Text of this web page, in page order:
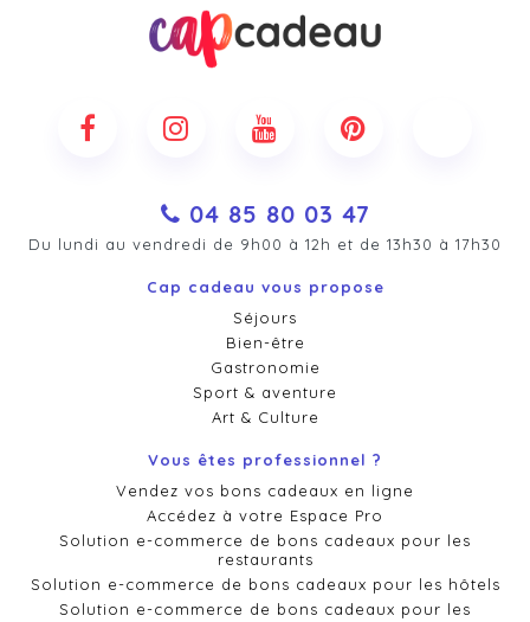
04 85 80 03 47
Du lundi au vendredi de 9h00 à 12h et de 13h30 à 17h30
Cap cadeau vous propose
Séjours
Bien-être
Gastronomie
Sport & aventure
Art & Culture
Vous êtes professionnel ?
Vendez vos bons cadeaux en ligne
Accédez à votre Espace Pro
Solution e-commerce de bons cadeaux pour les
restaurants
Solution e-commerce de bons cadeaux pour les hôtels
Solution e-commerce de bons cadeaux pour les